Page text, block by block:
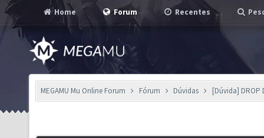
Home Forum Recentes
MEGAMU Mu Online Forum Fórum Dúvidas [Dúvida] DROP